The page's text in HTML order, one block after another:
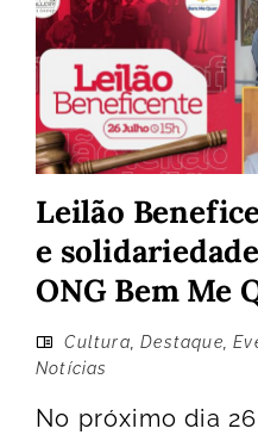
Leilão
e
ONG Bem Me
Cultura,Destaque,
Notícias
No próximo dia